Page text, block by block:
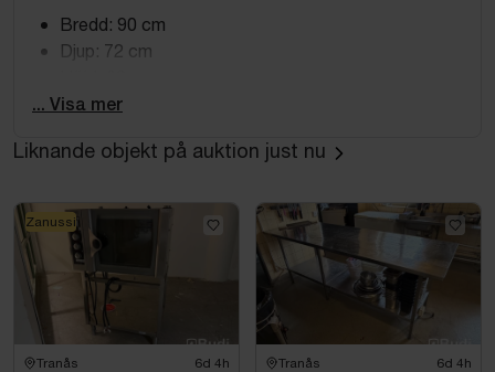
Bredd: 90 cm
Djup: 72 cm
Höjd: 78 cm
Data
380 V
3 NAC
50/60 Hz
Effekt: 9,4 kW
Vattentryck: 150-600 kPa
... Visa mer
Liknande objekt på auktion just nu
Tranås 6d 4h
Zanussi
Tranås 6d 4h